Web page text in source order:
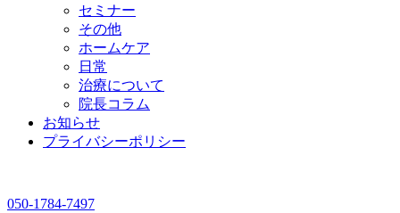
セミナー
その他
ホームケア
日常
治療について
院長コラム
お知らせ
プライバシーポリシー
050-1784-7497